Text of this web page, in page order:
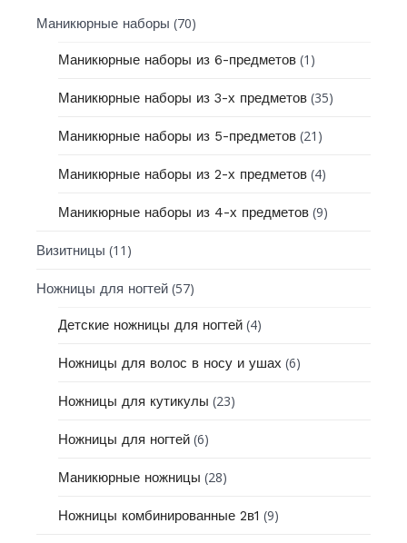
Маникюрные наборы (70)
Маникюрные наборы из 6-предметов (1)
Маникюрные наборы из 3-х предметов (35)
Маникюрные наборы из 5-предметов (21)
Маникюрные наборы из 2-х предметов (4)
Маникюрные наборы из 4-х предметов (9)
Визитницы (11)
Ножницы для ногтей (57)
Детские ножницы для ногтей (4)
Ножницы для волос в носу и ушах (6)
Ножницы для кутикулы (23)
Ножницы для ногтей (6)
Маникюрные ножницы (28)
Ножницы комбинированные 2в1 (9)